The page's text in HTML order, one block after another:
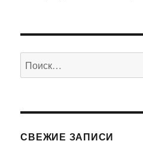
Искать:
СВЕЖИЕ ЗАПИСИ